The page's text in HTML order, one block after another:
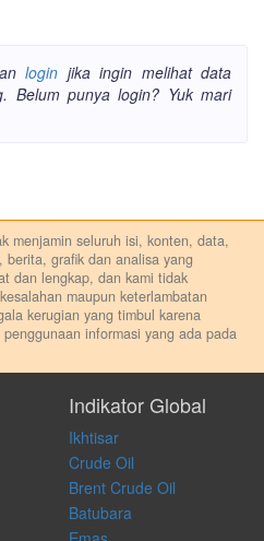
login jika ingin melihat data
Belum punya login? Yuk mari
menjamin seluruh isi, konten, data,
grafik dan analisa yang
dan lengkap, dan kami tidak
maupun keterlambatan
kerugian yang timbul karena
informasi yang ada pada
saran, rekomendasi untuk
aktivitas lain yang terkait dengan
kami tidak bertanggung jawab
dalam kondisi dan situasi
langsung maupun tidak
ini.
Indikator Global
Ikhtisar
Crude Oil
Brent Crude Oil
Batubara